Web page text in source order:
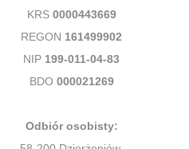
KRS 0000443669
REGON 161499902
NIP 199-011-04-83
BDO 000021269
Odbiór osobisty: